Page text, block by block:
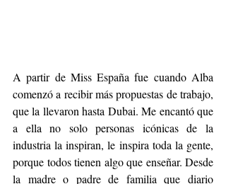
A partir de Miss España fue cuando Alba
comenzó a recibir más propuestas de trabajo,
que la llevaron hasta Dubai. Me encantó que
a ella no solo personas icónicas de la
industria la inspiran, le inspira toda la gente,
porque todos tienen algo que enseñar. Desde
la madre o padre de familia que diario